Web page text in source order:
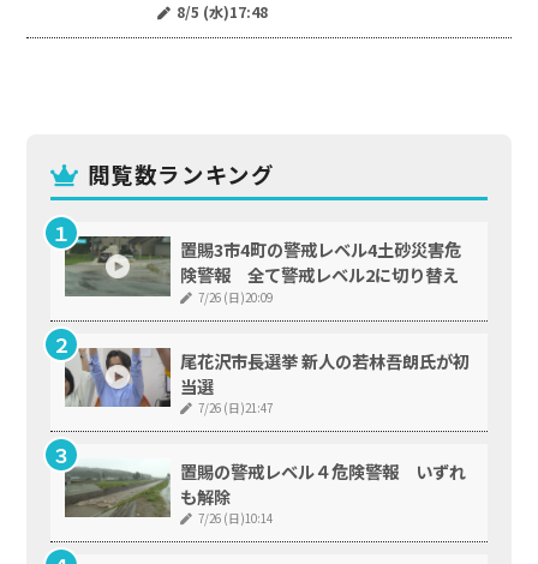
閲覧数ランキング
置賜3市4町の警戒レベル4土砂災害危
険警報 全て警戒レベル2に切り替え
7/26 (日)20:09
尾花沢市長選挙 新人の若林吾朗氏が初
当選
7/26 (日)21:47
置賜の警戒レベル４危険警報 いずれ
も解除
7/26 (日)10:14
8/5 (水)17:48